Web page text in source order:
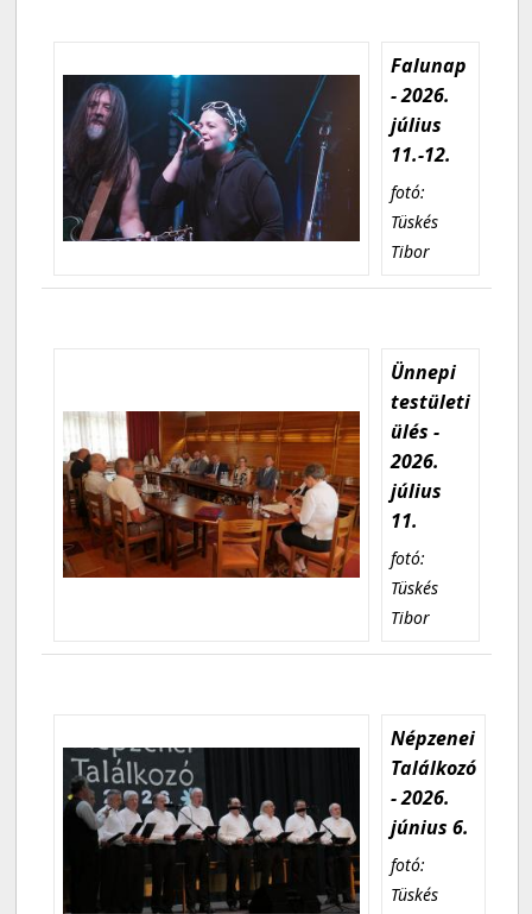
Falunap
- 2026.
július
11.-12.
fotó:
Tüskés
Tibor
Ünnepi
testületi
ülés -
2026.
július
11.
fotó:
Tüskés
Tibor
Népzenei
Találkozó
- 2026.
június 6.
fotó:
Tüskés